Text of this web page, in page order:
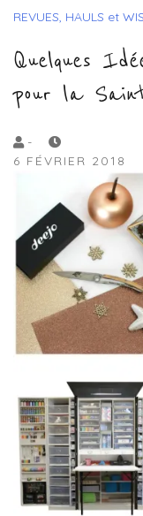
REVUES, HAULS et
Quelques
pour la
by
Lola
-
6 FÉVRIER 2018